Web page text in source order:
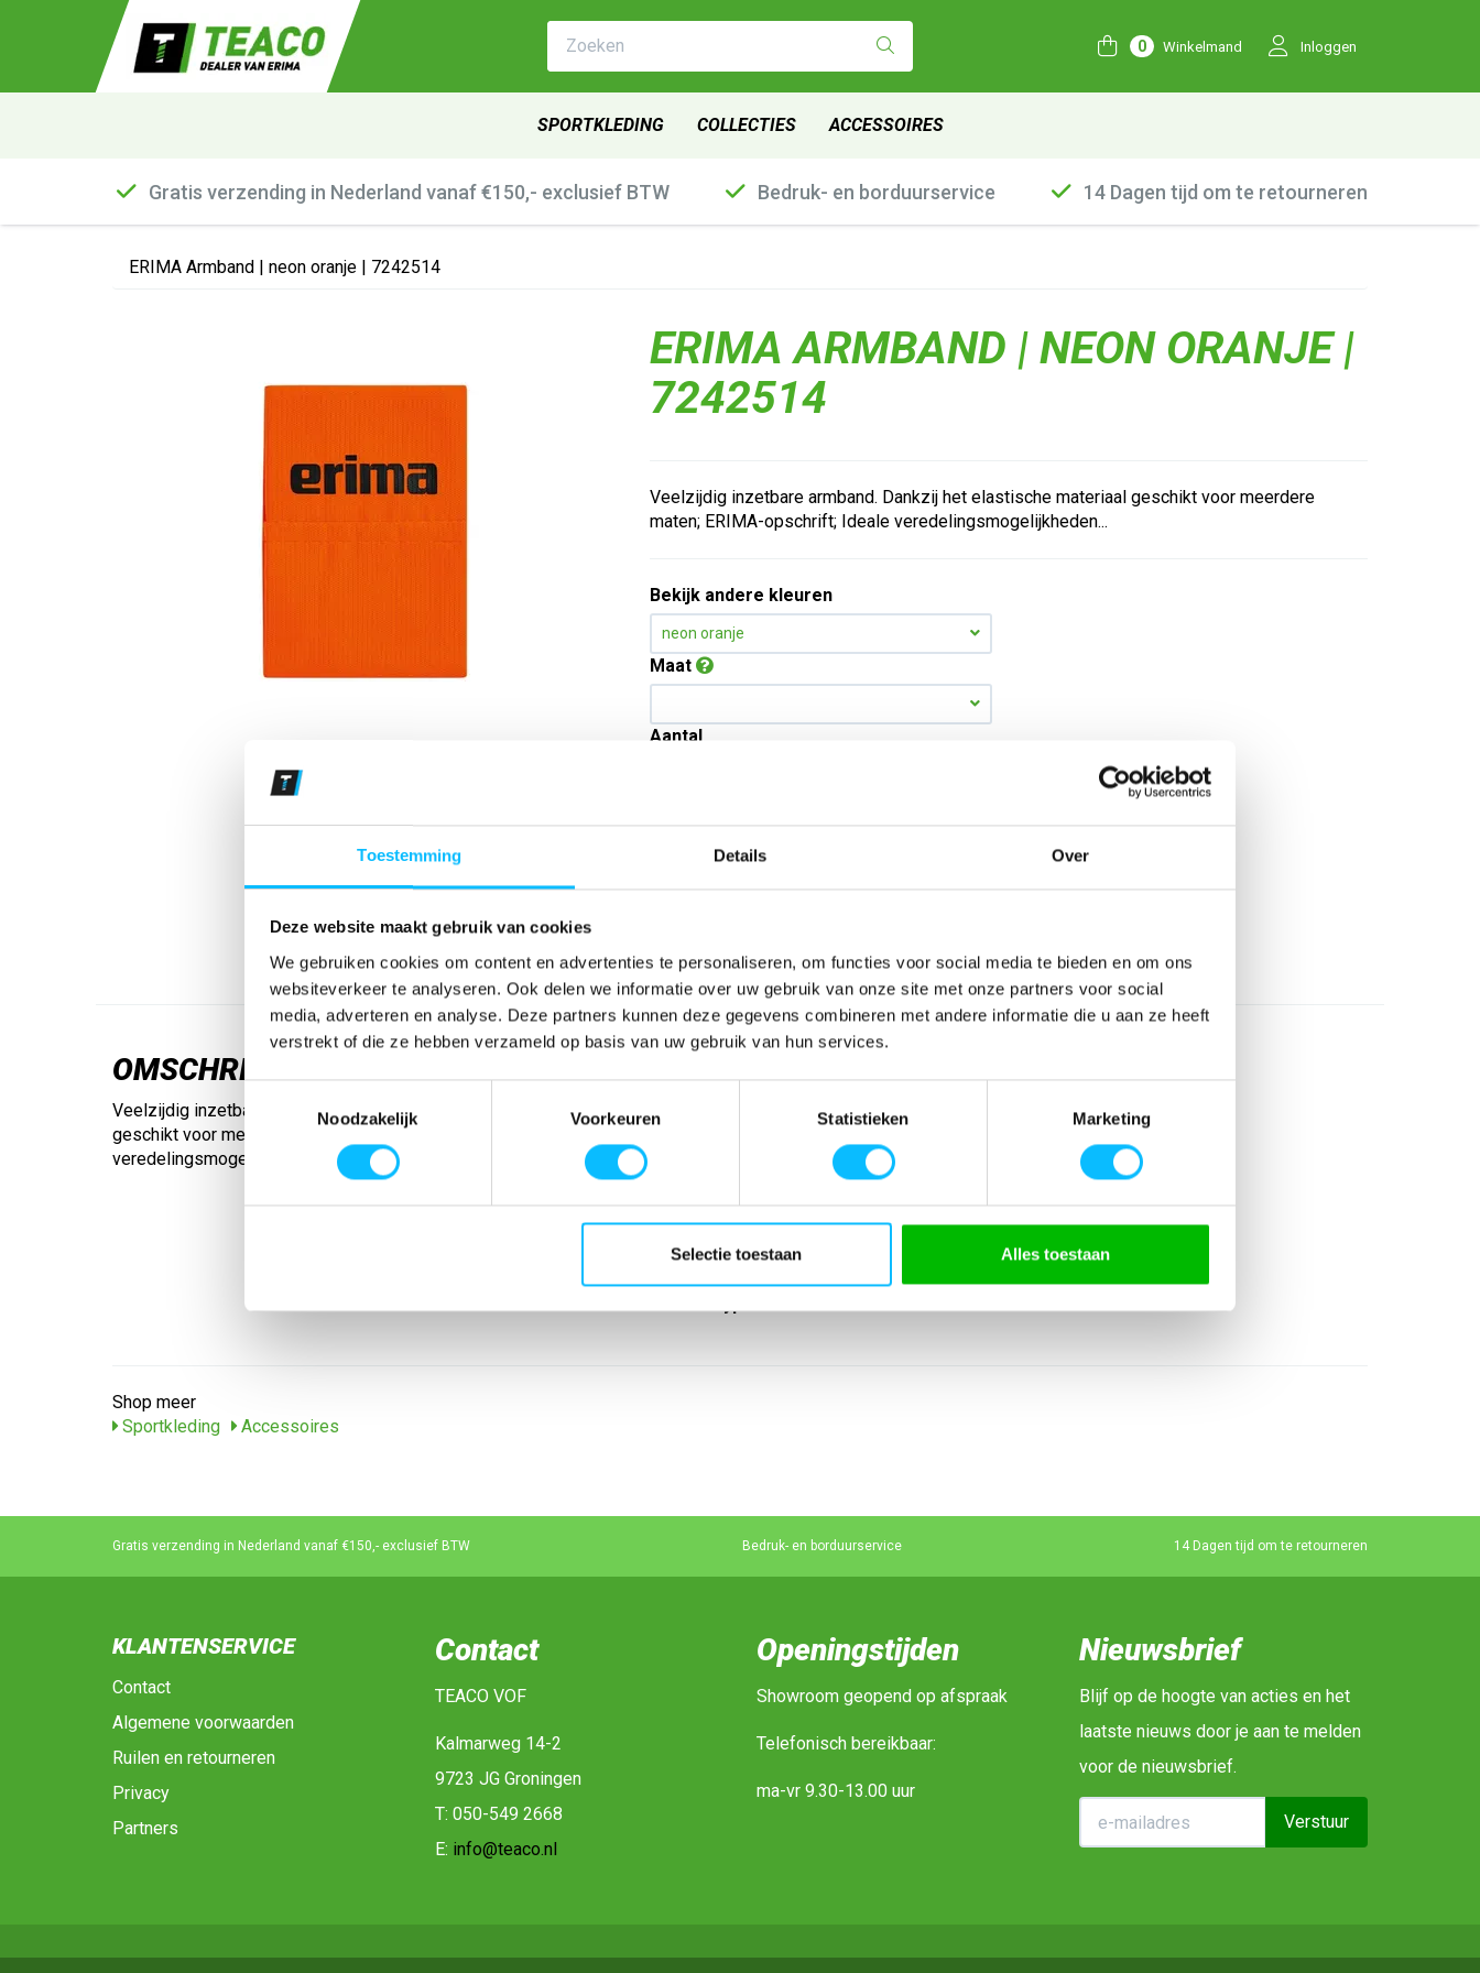
Toestemming Details Over
Deze website maakt gebruik van cookies
We gebruiken cookies om content en advertenties te personaliseren, om functies voor social media te bieden en om ons
websiteverkeer te analyseren. Ook delen we informatie over uw gebruik van onze site met onze partners voor social
media, adverteren en analyse. Deze partners kunnen deze gegevens combineren met andere informatie die u aan ze heeft
verstrekt of die ze hebben verzameld op basis van uw gebruik van hun services.
Noodzakelijk
Voorkeuren Statistieken Marketing
Selectie toestaan Alles toestaan
0 Winkelmand Inloggen
SPORTKLEDING COLLECTIES ACCESSOIRES
Gratis verzending in Nederland vanaf €150,- exclusief BTW Bedruk- en borduurservice 14 Dagen tijd om te retourneren
ERIMA Armband | neon oranje | 7242514
ERIMA ARMBAND | NEON ORANJE |
7242514
Veelzijdig inzetbare armband. Dankzij het elastische materiaal geschikt voor meerdere
maten; ERIMA-opschrift; Ideale veredelingsmogelijkheden...
Bekijk andere kleuren
neon oranje
Maat
Aantal
*Gratis verzending vanaf €150,- exclusief BTW
Kies kleur/maat
OMSCHRIJVING
Veelzijdig inzetbare armband. Dankzij het elastische materiaal
geschikt voor meerdere maten; ERIMA-opschrift; Ideale
veredelingsmogelijkheden
SPECIFICATIES
Artikelnummer
-
Erima
7242512ab
Materiaal
65% katoen 13% polyester 22% elastaan
Lijn
Accessoires
Sport
Type groep
Accessoires
Shop meer
Sportkleding
Accessoires
Gratis verzending in Nederland vanaf €150,- exclusief BTW Bedruk- en borduurservice 14 Dagen tijd om te retourneren
KLANTENSERVICE
Contact
Algemene voorwaarden
Ruilen en retourneren
Privacy
Partners
Contact
TEACO VOF
Kalmarweg 14-2
9723 JG Groningen
T: 050-549 2668
E: info@teaco.nl
Openingstijden
Showroom geopend op afspraak
Telefonisch bereikbaar:
ma-vr 9.30-13.00 uur
Nieuwsbrief
Blijf op de hoogte van acties en het
laatste nieuws door je aan te melden
voor de nieuwsbrief.
Verstuur